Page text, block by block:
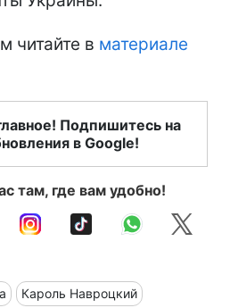
читайте в материале
Подпишитесь на
в Google!
там, где вам удобно!
Кароль Навроцкий